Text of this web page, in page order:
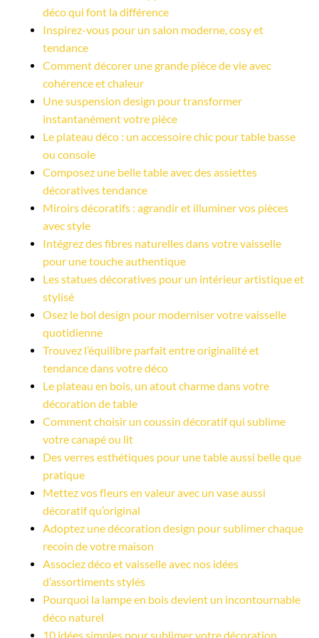
déco qui font la différence
Inspirez-vous pour un salon moderne, cosy et
tendance
Comment décorer une grande pièce de vie avec
cohérence et chaleur
Une suspension design pour transformer
instantanément votre pièce
Le plateau déco : un accessoire chic pour table basse
ou console
Composez une belle table avec des assiettes
décoratives tendance
Miroirs décoratifs : agrandir et illuminer vos pièces
avec style
Intégrez des fibres naturelles dans votre vaisselle
pour une touche authentique
Les statues décoratives pour un intérieur artistique et
stylisé
Osez le bol design pour moderniser votre vaisselle
quotidienne
Trouvez l’équilibre parfait entre originalité et
tendance dans votre déco
Le plateau en bois, un atout charme dans votre
décoration de table
Comment choisir un coussin décoratif qui sublime
votre canapé ou lit
Des verres esthétiques pour une table aussi belle que
pratique
Mettez vos fleurs en valeur avec un vase aussi
décoratif qu’original
Adoptez une décoration design pour sublimer chaque
recoin de votre maison
Associez déco et vaisselle avec nos idées
d’assortiments stylés
Pourquoi la lampe en bois devient un incontournable
déco naturel
10 idées simples pour sublimer votre décoration